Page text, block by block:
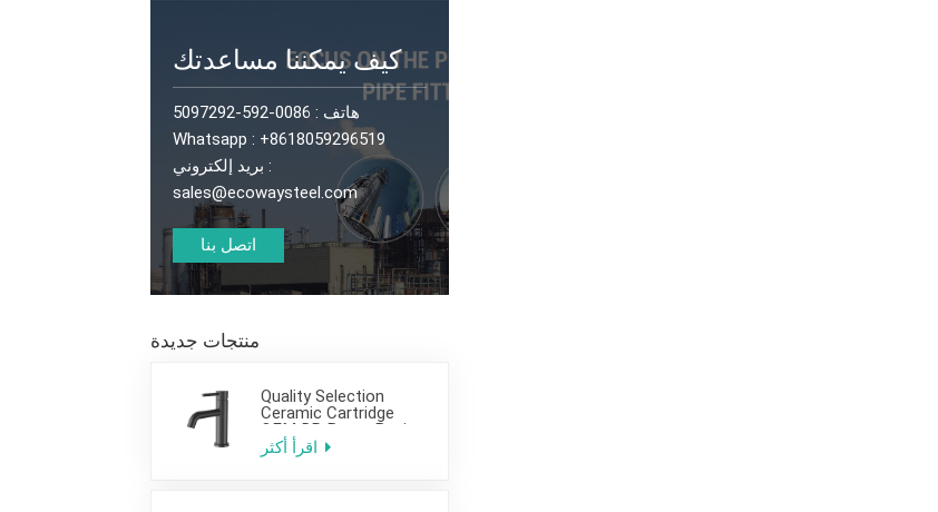
كيف يمكننا مساعدتك
هاتف : 0086-592-5097292
Whatsapp : +8618059296519
بريد إلكتروني :
sales@ecowaysteel.com
اتصل بنا
منتجات جديدة
Quality Selection
Ceramic Cartridge
OEM DR Brass Basin
Taps For Home Hotel
Bathroom Use